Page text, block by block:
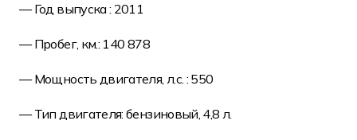
— Год выпуска : 2011
— Пробег, км.: 140 878
— Мощность двигателя, л.с. : 550
— Тип двигателя: бензиновый, 4,8 л.